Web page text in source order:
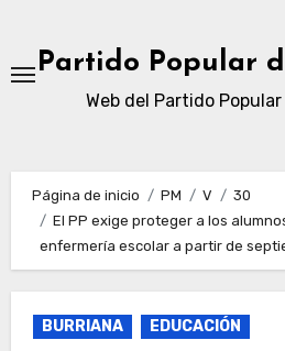
contenidoPartido Popular
Web del Partido
Página de inicio PM V
30
El PP exige proteger a los
enfermería escolar a partir de
BURRIANA EDUCACIÓN